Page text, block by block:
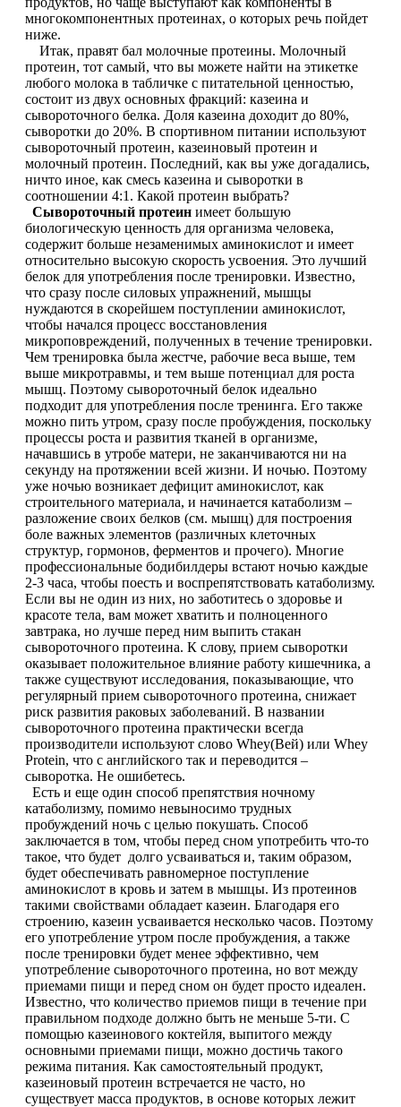
Здоровая печень
Здоровье костей
Зрение
Иммунитет
Коэнзим Q10
Лецитин
Пищеварение
Сердце и Сосуды
Щитовидная железа
Омега жиры
Суставы и связки
Коллаген
Протеин
НАЗАД
Сывороточный протеин
Казеин
Многокомпонентный и яичный протеин
Растительный протеин
Снижение веса
НАЗАД
Жиросжигатели
Карнитин
Пиколинат хрома
Батончики и напитки
НАЗАД
Напитки
многокомпонентных протеинах, о которых речь пойдет
ниже.
Итак, правят бал молочные протеины. Молочный
протеин, тот самый, что вы можете найти на этикетке
любого молока в табличке с питательной ценностью,
состоит из двух основных фракций: казеина и
сывороточного белка. Доля казеина доходит до 80%,
сыворотки до 20%. В спортивном питании используют
сывороточный протеин, казеиновый протеин и
молочный протеин. Последний, как вы уже догадались,
ничто иное, как смесь казеина и сыворотки в
соотношении 4:1. Какой протеин выбрать?
Сывороточный протеин имеет большую
биологическую ценность для организма человека,
содержит больше незаменимых аминокислот и имеет
относительно высокую скорость усвоения. Это лучший
белок для употребления после тренировки. Известно,
что сразу после силовых упражнений, мышцы
нуждаются в скорейшем поступлении аминокислот,
чтобы начался процесс восстановления
микроповреждений, полученных в течение тренировки.
Чем тренировка была жестче, рабочие веса выше, тем
выше микротравмы, и тем выше потенциал для роста
мышц. Поэтому сывороточный белок идеально
подходит для употребления после тренинга. Его также
можно пить утром, сразу после пробуждения, поскольку
процессы роста и развития тканей в организме,
начавшись в утробе матери, не заканчиваются ни на
секунду на протяжении всей жизни. И ночью. Поэтому
уже ночью возникает дефицит аминокислот, как
строительного материала, и начинается катаболизм –
разложение своих белков (см. мышц) для построения
боле важных элементов (различных клеточных
структур, гормонов, ферментов и прочего). Многие
профессиональные бодибилдеры встают ночью каждые
2-3 часа, чтобы поесть и воспрепятствовать катаболизму.
Если вы не один из них, но заботитесь о здоровье и
красоте тела, вам может хватить и полноценного
завтрака, но лучше перед ним выпить стакан
сывороточного протеина. К слову, прием сыворотки
оказывает положительное влияние работу кишечника, а
также существуют исследования, показывающие, что
регулярный прием сывороточного протеина, снижает
риск развития раковых заболеваний. В названии
сывороточного протеина практически всегда
производители используют слово Whey(Вей) или Whey
Protein, что с английского так и переводится –
сыворотка. Не ошибетесь.
Есть и еще один способ препятствия ночному
катаболизму, помимо невыносимо трудных
пробуждений ночь с целью покушать. Способ
заключается в том, чтобы перед сном употребить что-то
такое, что будет долго усваиваться и, таким образом,
будет обеспечивать равномерное поступление
аминокислот в кровь и затем в мышцы. Из протеинов
такими свойствами обладает казеин. Благодаря его
строению, казеин усваивается несколько часов. Поэтому
его употребление утром после пробуждения, а также
после тренировки будет менее эффективно, чем
употребление сывороточного протеина, но вот между
приемами пищи и перед сном он будет просто идеален.
Известно, что количество приемов пищи в течение при
правильном подходе должно быть не меньше 5-ти. С
помощью казеинового коктейля, выпитого между
основными приемами пищи, можно достичь такого
режима питания. Как самостоятельный продукт,
казеиновый протеин встречается не часто, но
существует масса продуктов, в основе которых лежит